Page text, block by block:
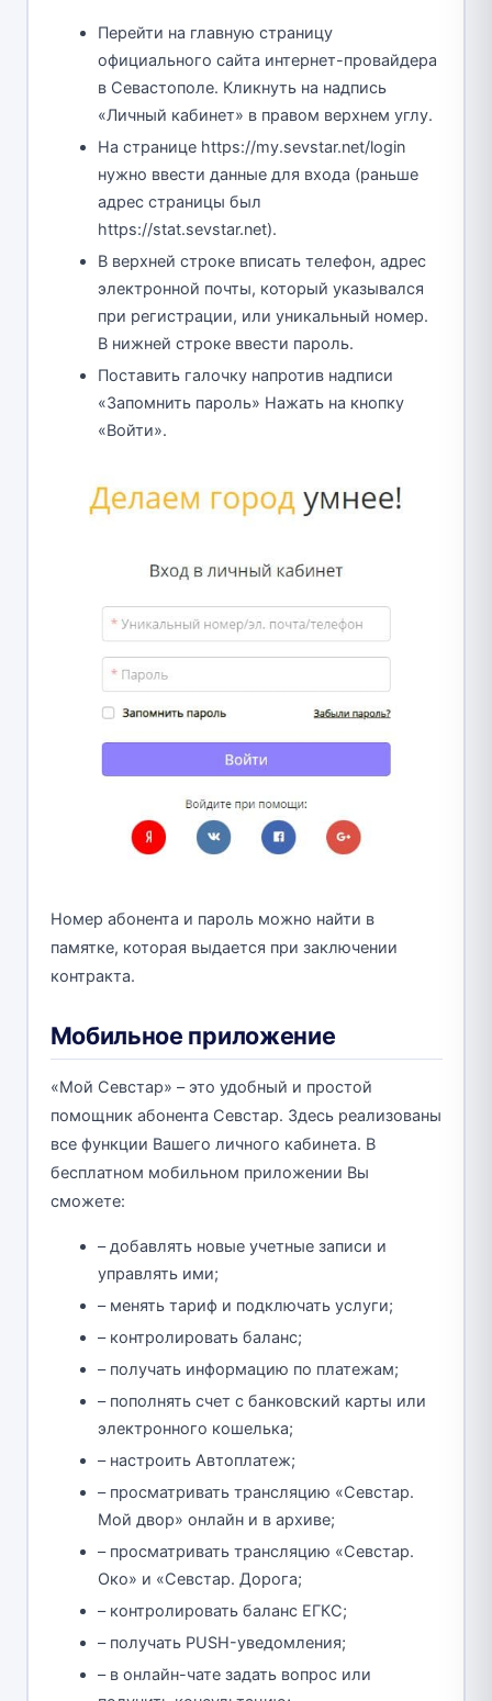
Перейти на главную страницу
официального сайта интернет-провайдера
в Севастополе. Кликнуть на надпись
«Личный кабинет» в правом верхнем углу.
На странице https://my.sevstar.net/login
нужно ввести данные для входа (раньше
адрес страницы был
https://stat.sevstar.net).
В верхней строке вписать телефон, адрес
электронной почты, который указывался
при регистрации, или уникальный номер.
В нижней строке ввести пароль.
Поставить галочку напротив надписи
«Запомнить пароль» Нажать на кнопку
«Войти».
Номер абонента и пароль можно найти в
памятке, которая выдается при заключении
контракта.
Мобильное приложение
«Мой Севстар» – это удобный и простой
помощник абонента Севстар. Здесь реализованы
все функции Вашего личного кабинета. В
бесплатном мобильном приложении Вы
сможете:
– добавлять новые учетные записи и
управлять ими;
– менять тариф и подключать услуги;
– контролировать баланс;
– получать информацию по платежам;
– пополнять счет с банковский карты или
электронного кошелька;
– настроить Автоплатеж;
– просматривать трансляцию «Севстар.
Мой двор» онлайн и в архиве;
– просматривать трансляцию «Севстар.
Око» и «Севстар. Дорога;
– контролировать баланс ЕГКС;
– получать PUSH-уведомления;
– в онлайн-чате задать вопрос или